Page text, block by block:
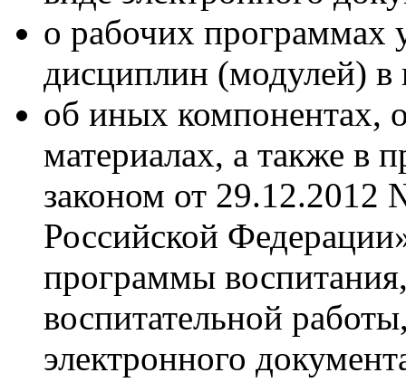
о рабочих программах
дисциплин (модулей) в
об иных компонентах,
материалах, а также в
законом от
Российской
программы
воспитательной
электронного